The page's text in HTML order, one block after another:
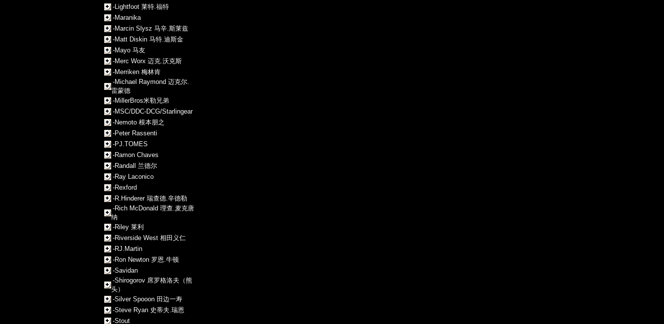
-Lightfoot 莱特.福特
-Maranika
-Marcin Slysz 马辛.斯莱兹
-Matt Diskin 马特.迪斯金
-Mayo 马友
-Merc Worx 迈克.沃克斯
-Merriken 梅林肯
-Michael Raymond 迈克尔.
雷蒙德
-MillerBros米勒兄弟
-MSC/DDC-DCG/Starlingear
-Nemoto 根本朋之
-Peter Rassenti
-PJ.TOMES
-Ramon Chaves
-Randall 兰德尔
-Ray Laconico
-Rexford
-R.Hinderer 瑞查德.辛德勒
-Rich McDonald 理查.麦克唐
纳
-Riley 莱利
-Riverside West 相田义仁
-RJ.Martin
-Ron Newton 罗恩.牛顿
-Savidan
-Shirogorov 席罗格洛夫（熊
头）
-Silver Spooon 田边一寿
-Steve Ryan 史蒂夫.瑞恩
-Stout